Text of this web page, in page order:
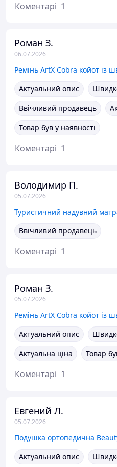
Коментарі 1
Роман З.
06.07.2026
Актуальний опис
Ввічливий продавець
Товар був у наявності
Коментарі 1
Володимир П.
05.07.2026
Ввічливий продавець
Коментарі 1
Роман З.
05.07.2026
Актуальний опис
Актуальна ціна
Товар
Коментарі 1
Евгений Л.
05.07.2026
Актуальний опис